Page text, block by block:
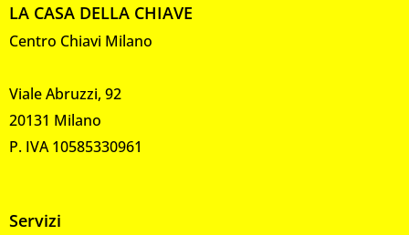
LA CASA DELLA CHIAVE
Centro Chiavi Milano
Viale Abruzzi, 92
20131 Milano
P. IVA 10585330961
Servizi